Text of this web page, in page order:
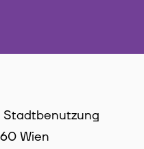
Stadtbenutzung
Wien